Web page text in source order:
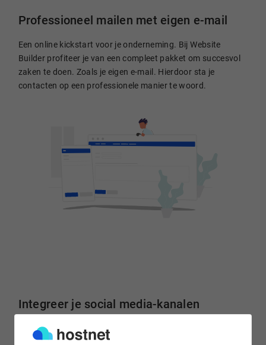
Professioneel mailen met eigen e-mail
Een online kickstart voor je onderneming. Bij Website
Builder profiteer je van een compleet pakket om succesvol
zaken te doen. Zoals je eigen e-mail. Hierdoor sta je
contacten op een professionele manier te woord.
Integreer je social media-kanalen
Laat je onderneming verder groeien met social media. Van
Instagram tot X. Plaats via links of een feed eenvoudig je